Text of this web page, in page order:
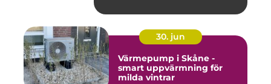
30. jun
Värmepump i Skåne -
smart uppvärmning för
milda vintrar